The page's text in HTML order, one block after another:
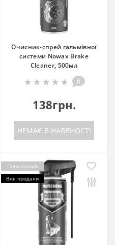
Очисник-спрей гальмівної
системи Nowax Brake
Cleaner, 500мл
0
138грн.
НЕМАЄ В НАЯВНОСТІ
Популярний
Вже продали